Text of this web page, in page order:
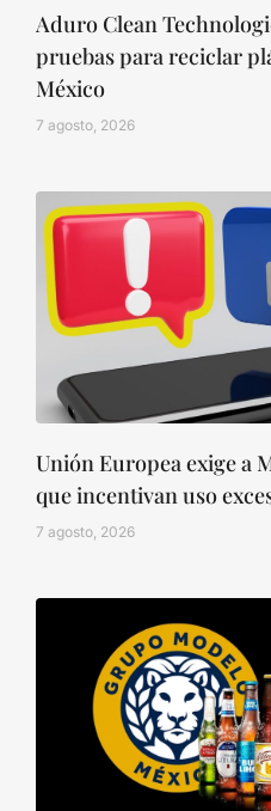
Aduro Clean
pruebas para reciclar
México
7 agosto, 2026
Unión Europea exige a
que incentivan uso
7 agosto, 2026